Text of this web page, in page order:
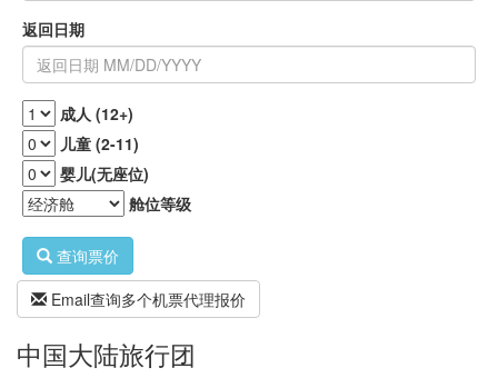
返回日期
成人 (12+)
儿童 (2-11)
婴儿(无座位)
舱位等级
查询票价
Email查询多个机票代理报价
中国大陆旅行团